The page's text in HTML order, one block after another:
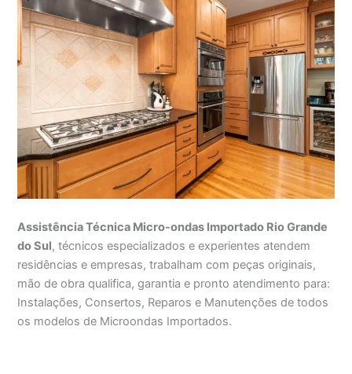
Assistência Técnica Micro-ondas Importado Rio Grande
do Sul, técnicos especializados e experientes atendem
residências e empresas, trabalham com peças originais,
mão de obra qualifica, garantia e pronto atendimento para:
Instalações, Consertos, Reparos e Manutenções de todos
os modelos de Microondas Importados.